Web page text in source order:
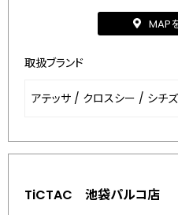
MAP
取扱ブランド
アテッサ / クロスシー / シチ
TiCTAC 池袋パルコ店